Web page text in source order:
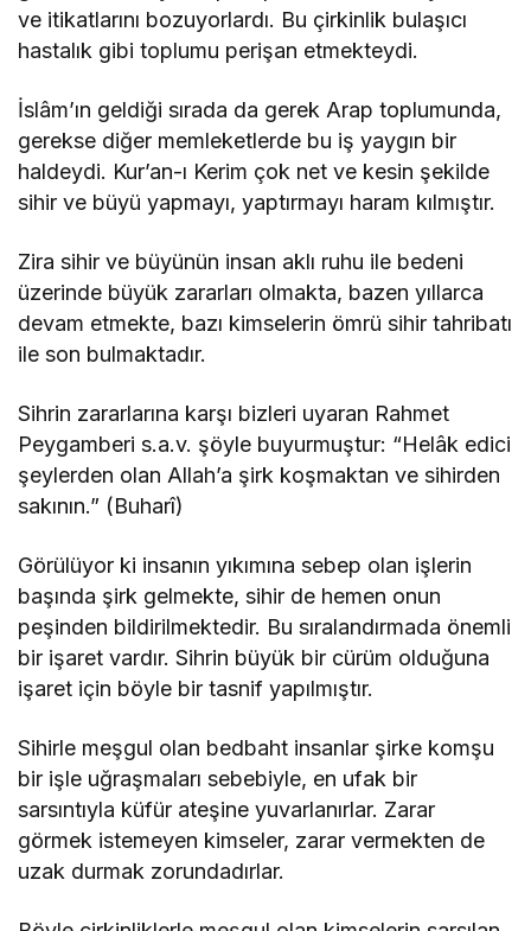
ve itikatlarını bozuyorlardı. Bu çirkinlik bulaşıcı
hastalık gibi toplumu perişan etmekteydi.
İslâm’ın geldiği sırada da gerek Arap toplumunda,
gerekse diğer memleketlerde bu iş yaygın bir
haldeydi. Kur’an-ı Kerim çok net ve kesin şekilde
sihir ve büyü yapmayı, yaptırmayı haram kılmıştır.
Zira sihir ve büyünün insan aklı ruhu ile bedeni
üzerinde büyük zararları olmakta, bazen yıllarca
devam etmekte, bazı kimselerin ömrü sihir tahribatı
ile son bulmaktadır.
Sihrin zararlarına karşı bizleri uyaran Rahmet
Peygamberi s.a.v. şöyle buyurmuştur: “Helâk edici
şeylerden olan Allah’a şirk koşmaktan ve sihirden
sakının.” (Buharî)
Görülüyor ki insanın yıkımına sebep olan işlerin
başında şirk gelmekte, sihir de hemen onun
peşinden bildirilmektedir. Bu sıralandırmada önemli
bir işaret vardır. Sihrin büyük bir cürüm olduğuna
işaret için böyle bir tasnif yapılmıştır.
Sihirle meşgul olan bedbaht insanlar şirke komşu
bir işle uğraşmaları sebebiyle, en ufak bir
sarsıntıyla küfür ateşine yuvarlanırlar. Zarar
görmek istemeyen kimseler, zarar vermekten de
uzak durmak zorundadırlar.